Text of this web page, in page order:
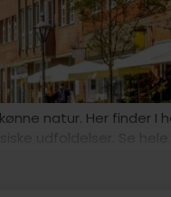
natur. Her finder I
udfoldelser. Se hele